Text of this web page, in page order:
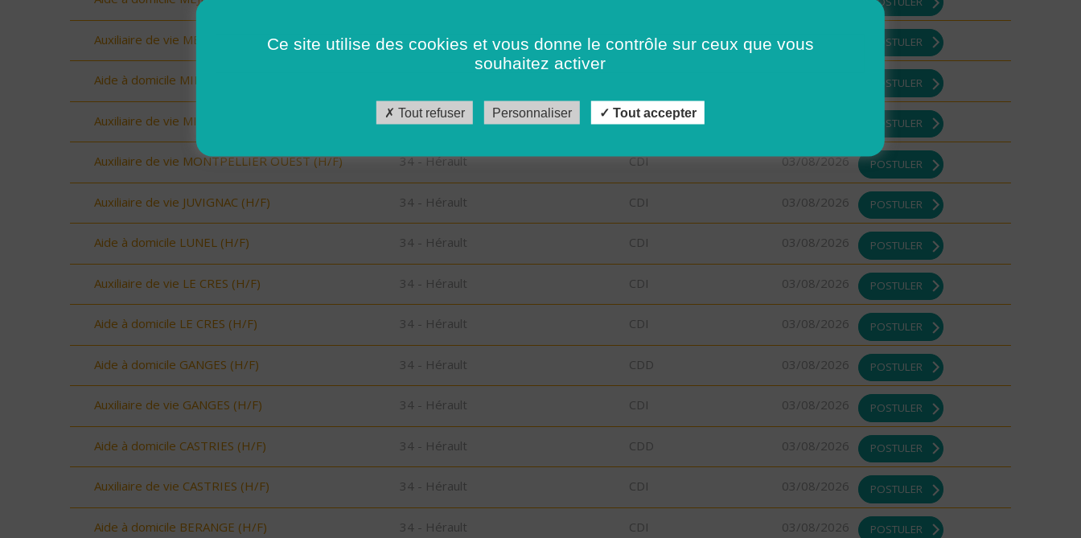
Auxiliaire de vie MEJEAN (H/F) 34 - Hérault CDI 03/08/2026 POSTULER
Aide à domicile MIMOSAS (H/F) POSTULER
Auxiliaire de vie MIMOSAS (H/F) 34 - Hérault CDI POSTULER
Auxiliaire de vie MONTPELLIER OUEST (H/F) 34 - Hérault CDI 03/08/2026 POSTULER
Auxiliaire de vie JUVIGNAC (H/F) 34 - Hérault CDI 03/08/2026 POSTULER
Aide à domicile LUNEL (H/F) 34 - Hérault CDI 03/08/2026 POSTULER
Auxiliaire de vie LE CRES (H/F) 34 - Hérault CDI 03/08/2026 POSTULER
Aide à domicile LE CRES (H/F) 34 - Hérault CDI 03/08/2026 POSTULER
Aide à domicile GANGES (H/F) 34 - Hérault CDD 03/08/2026 POSTULER
Auxiliaire de vie GANGES (H/F) 34 - Hérault CDI 03/08/2026 POSTULER
Aide à domicile CASTRIES (H/F) 34 - Hérault CDD 03/08/2026 POSTULER
Auxiliaire de vie CASTRIES (H/F) 34 - Hérault CDI 03/08/2026 POSTULER
Aide à domicile BERANGE (H/F) 34 - Hérault CDI 03/08/2026 POSTULER
Ce site utilise des cookies et vous donne le contrôle sur ceux que vous
souhaitez activer
Tout refuser Personnaliser Tout accepter